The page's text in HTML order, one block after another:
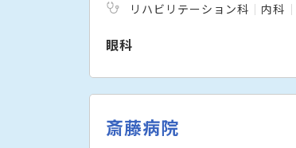
リハビリテーション科
内科
眼科
斎藤病院